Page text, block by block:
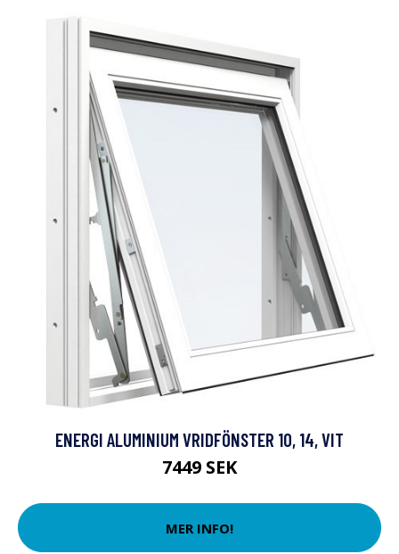
ENERGI ALUMINIUM VRIDFÖNSTER 10, 14, VIT
7449 SEK
MER INFO!